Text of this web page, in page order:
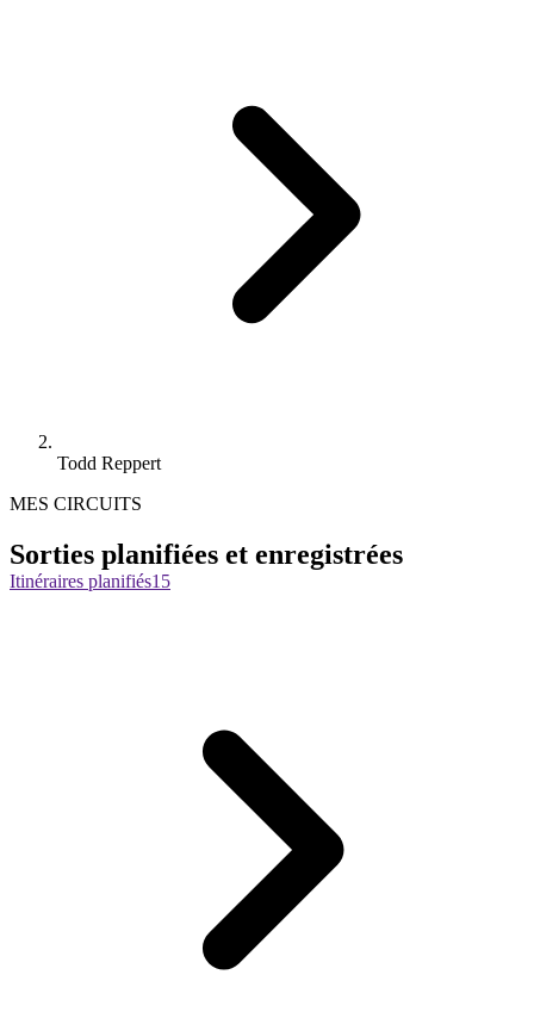
Todd Reppert
MES CIRCUITS
Sorties planifiées et enregistrées
Itinéraires planifiés15